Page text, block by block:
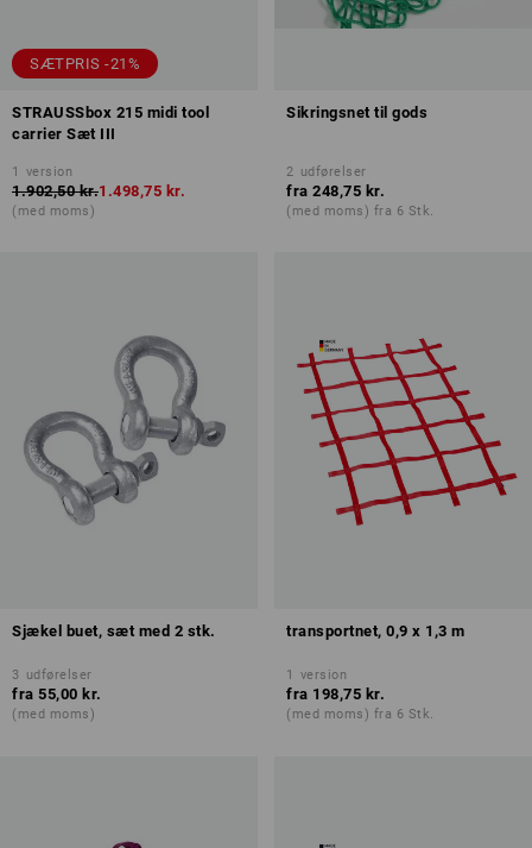
SÆTPRIS -21%
STRAUSSbox 215 midi tool
carrier Sæt III
1 version
1.902,50 kr.1.498,75 kr.
(med moms)
Sikringsnet til gods
2 udførelser
fra 248,75 kr.
(med moms) fra 6 Stk.
Sjækel buet, sæt med 2 stk.
3 udførelser
fra 55,00 kr.
(med moms)
transportnet, 0,9 x 1,3 m
1 version
fra 198,75 kr.
(med moms) fra 6 Stk.